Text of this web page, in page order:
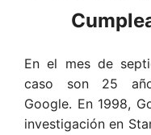
En el mes de
caso son 25
Google. En 1998,
investigación en